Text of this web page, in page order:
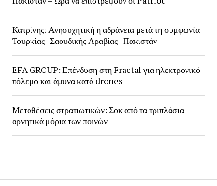
Κατρίνης: Ανησυχητική η αδράνεια μετά τη συμφωνία
Τουρκίας–Σαουδικής Αραβίας–Πακιστάν
EFA GROUP: Επένδυση στη Fractal για ηλεκτρονικό
πόλεμο και άμυνα κατά drones
Μεταθέσεις στρατιωτικών: Σοκ από τα τριπλάσια
αρνητικά μόρια των ποινών